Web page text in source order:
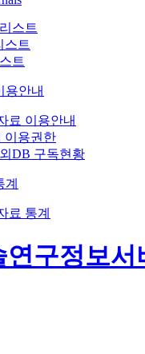
스트
스트
트
용안내
료 이용안내
이용권한
DB 구독현황
료 통계